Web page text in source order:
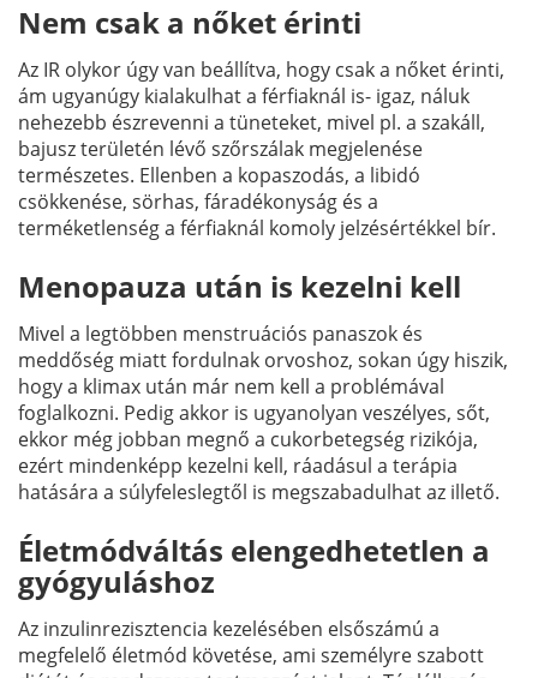
Nem csak a nőket érinti
Az IR olykor úgy van beállítva, hogy csak a nőket érinti,
ám ugyanúgy kialakulhat a férfiaknál is- igaz, náluk
nehezebb észrevenni a tüneteket, mivel pl. a szakáll,
bajusz területén lévő szőrszálak megjelenése
természetes. Ellenben a kopaszodás, a libidó
csökkenése, sörhas, fáradékonyság és a
terméketlenség a férfiaknál komoly jelzésértékkel bír.
Menopauza után is kezelni kell
Mivel a legtöbben menstruációs panaszok és
meddőség miatt fordulnak orvoshoz, sokan úgy hiszik,
hogy a klimax után már nem kell a problémával
foglalkozni. Pedig akkor is ugyanolyan veszélyes, sőt,
ekkor még jobban megnő a cukorbetegség rizikója,
ezért mindenképp kezelni kell, ráadásul a terápia
hatására a súlyfeleslegtől is megszabadulhat az illető.
Életmódváltás elengedhetetlen a
gyógyuláshoz
Az inzulinrezisztencia kezelésében elsőszámú a
megfelelő életmód követése, ami személyre szabott